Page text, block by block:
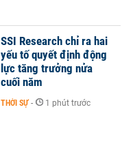
SSI Research chỉ ra hai
yếu tố quyết định động
lực tăng trưởng nửa
cuối năm
THỜI SỰ - 1 phút trước